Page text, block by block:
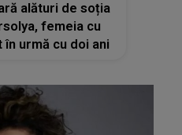
alături de soția
femeia cu
urmă cu doi ani